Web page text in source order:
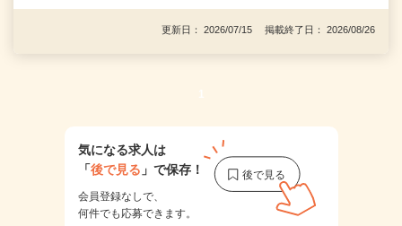
更新日： 2026/07/15 掲載終了日： 2026/08/26
1
気になる求人は
「後で見る 」で保存！
会員登録なしで、
何件でも応募できます。